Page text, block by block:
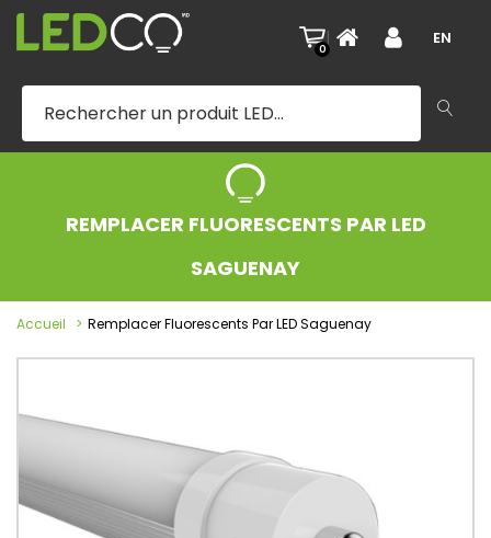
0
| EN
REMPLACER FLUORESCENTS PAR LED
SAGUENAY
Accueil Remplacer Fluorescents Par LED Saguenay